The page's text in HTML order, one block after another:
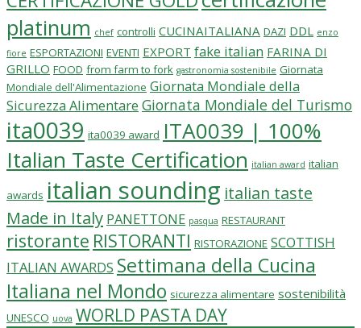
platinum chef controlli CUCINAITALIANA DAZI DDL enzo
fiore ESPORTAZIONI EVENTI EXPORT fake italian FARINA DI
GRILLO FOOD from farm to fork gastronomia sostenibile Giornata
Mondiale dell'Alimentazione Giornata Mondiale della
Sicurezza Alimentare Giornata Mondiale del Turismo
ita0039 ita0039 award ITA0039 | 100%
Italian Taste Certification italian award italian
awards italian sounding italian taste
Made in Italy PANETTONE pasqua RESTAURANT
ristorante RISTORANTI RISTORAZIONE SCOTTISH
ITALIAN AWARDS Settimana della Cucina
Italiana nel Mondo sicurezza alimentare sostenibilità
UNESCO uova WORLD PASTA DAY